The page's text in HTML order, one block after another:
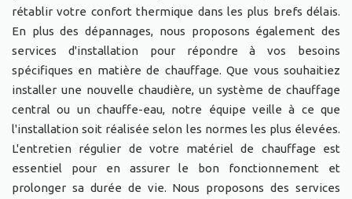
rétablir votre confort thermique dans les plus brefs délais.
En plus des dépannages, nous proposons également des
services d'installation pour répondre à vos besoins
spécifiques en matière de chauffage. Que vous souhaitiez
installer une nouvelle chaudière, un système de chauffage
central ou un chauffe-eau, notre équipe veille à ce que
l'installation soit réalisée selon les normes les plus élevées.
L'entretien régulier de votre matériel de chauffage est
essentiel pour en assurer le bon fonctionnement et
prolonger sa durée de vie. Nous proposons des services